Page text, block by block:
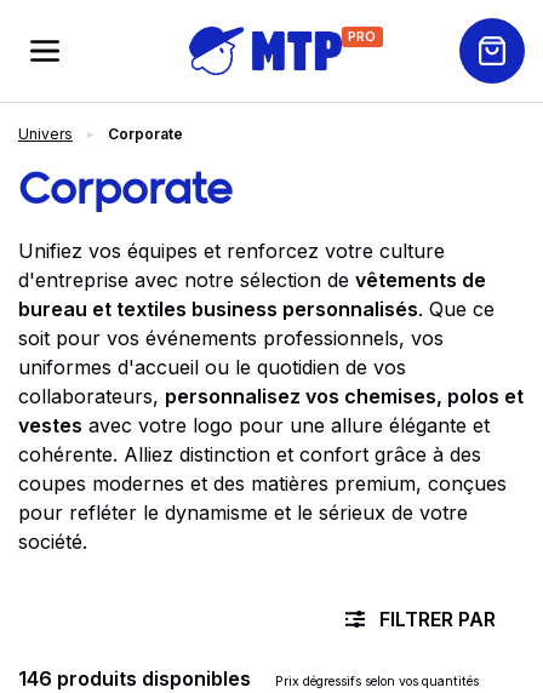
PRO
Univers Corporate
Corporate
Unifiez vos équipes et renforcez votre culture
d'entreprise avec notre sélection de vêtements de
bureau et textiles business personnalisés. Que ce
soit pour vos événements professionnels, vos
uniformes d'accueil ou le quotidien de vos
collaborateurs, personnalisez vos chemises, polos et
vestes avec votre logo pour une allure élégante et
cohérente. Alliez distinction et confort grâce à des
coupes modernes et des matières premium, conçues
pour refléter le dynamisme et le sérieux de votre
société.
146 produits disponibles Prix dégressifs selon vos quantités
FILTRER PAR